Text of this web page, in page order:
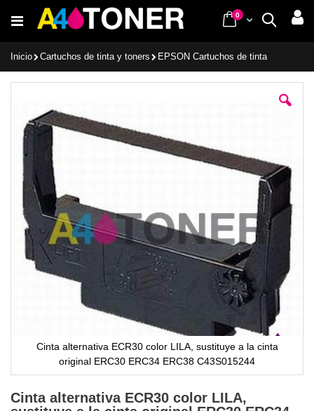
al
Buscar
Cart
0items
Inicio Cartuchos de tinta y toners EPSON Cartuchos de tinta
imágenes
Cinta alternativa ECR30 color LILA, sustituye a la cinta
original ERC30 ERC34 ERC38 C43S015244
al
Cinta alternativa ECR30 color LILA,